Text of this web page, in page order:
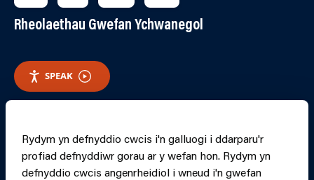
Rheolaethau Gwefan Ychwanegol
SPEAK
Rydym yn defnyddio cwcis i'n galluogi i ddarparu'r
profiad defnyddiwr gorau ar y wefan hon. Rydym yn
defnyddio cwcis angenrheidiol i wneud i'n gwefan
PRINT PAGE